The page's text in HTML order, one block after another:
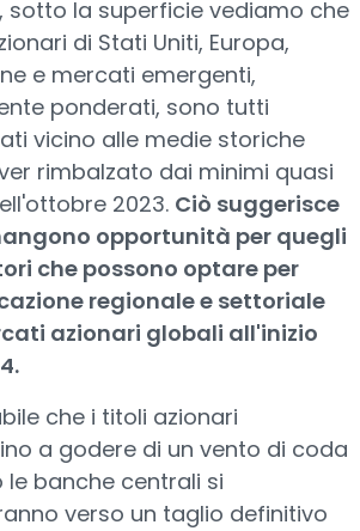
sotto la superficie vediamo che
di Stati Uniti, Europa,
e mercati emergenti,
ponderati, sono tutti
vicino alle medie storiche
rimbalzato dai minimi quasi
2023. Ciò suggerisce
opportunità per quegli
che possono optare per
regionale e settoriale
azionari globali all'inizio
che i titoli azionari
a godere di un vento di coda
le banche centrali si
verso un taglio definitivo